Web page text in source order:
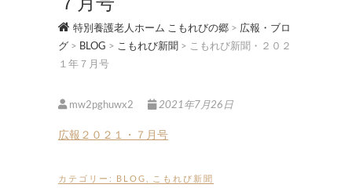
特別養護老人ホーム こもれびの郷 > 広報・ブロ
グ > BLOG > こもれび新聞 > こもれび新聞・２０２
１年７月号
mw2pghuwx2 2021年7月26日
広報２０２１・７月号
カテゴリー: BLOG こもれび新聞